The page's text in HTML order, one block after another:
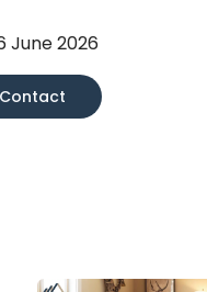
June 2026
Contact